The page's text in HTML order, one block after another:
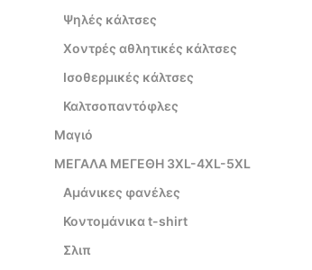
Ψηλές κάλτσες
Χοντρές αθλητικές κάλτσες
Ισοθερμικές κάλτσες
Καλτσοπαντόφλες
Μαγιό
ΜΕΓΑΛΑ ΜΕΓΕΘΗ 3XL-4XL-5XL
Αμάνικες φανέλες
Κοντομάνικα t-shirt
Σλιπ